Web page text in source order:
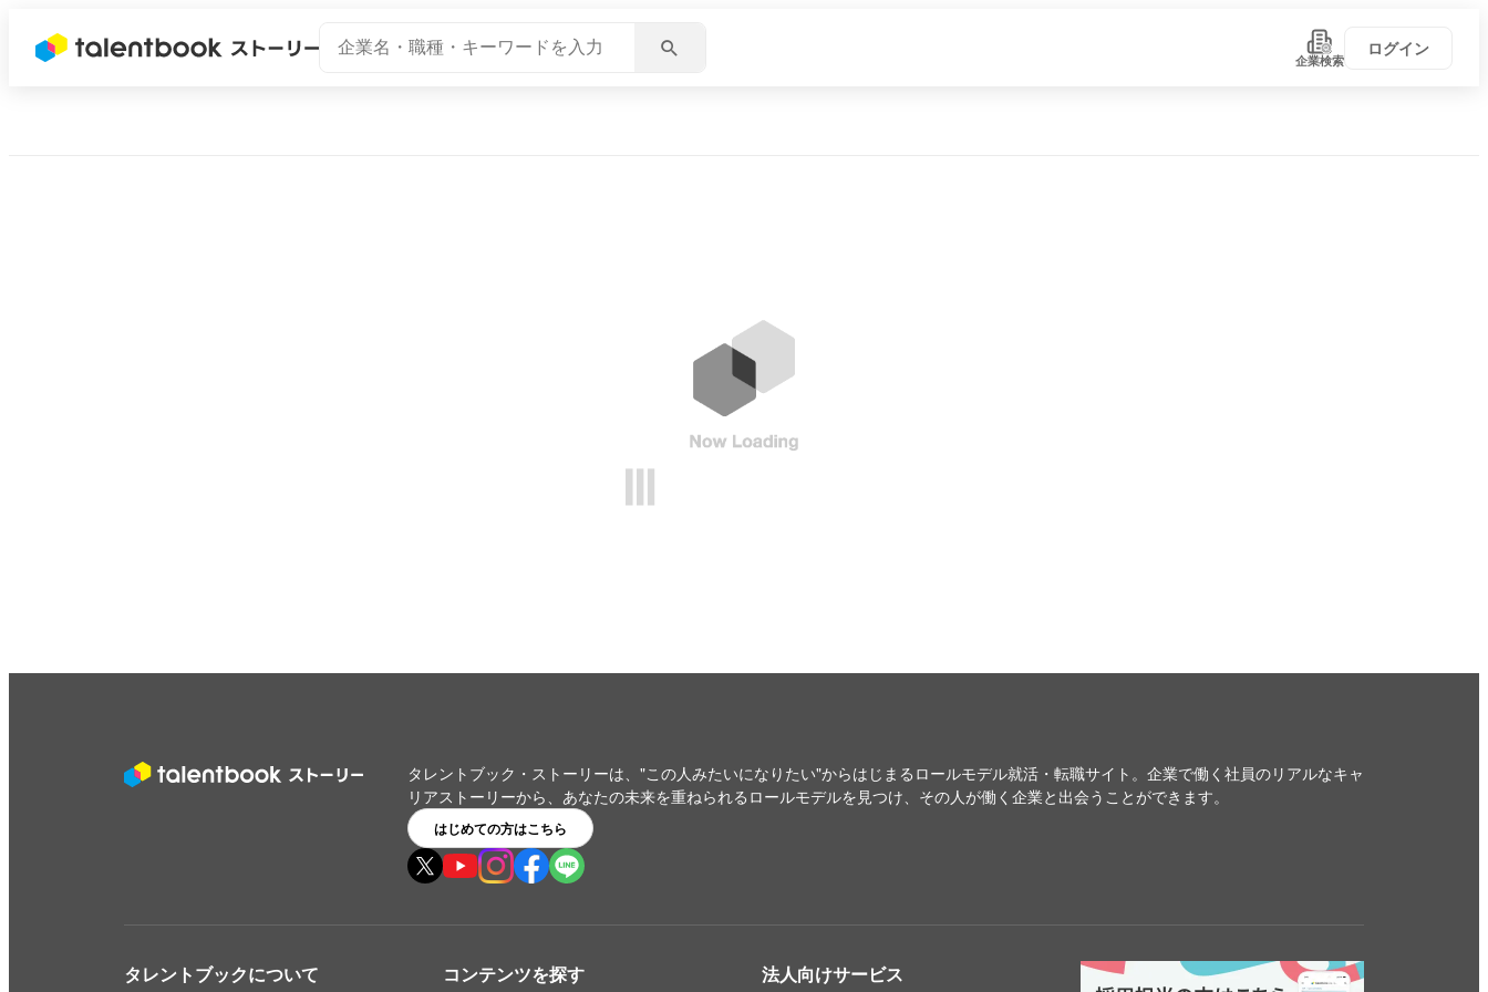
企業検索
ログイン
タレントブック・ストーリーは、"この人みたいになりたい"からはじまるロールモデル就活・転職サイト。企業で働く社員のリアルなキャ
リアストーリーから、あなたの未来を重ねられるロールモデルを見つけ、その人が働く企業と出会うことができます。
はじめての方はこちら
タレントブックについて コンテンツを探す 法人向けサービス